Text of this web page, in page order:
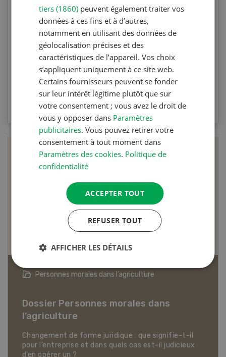
Testez vos connaissances en participant à
l’Agri Quiz de la Revue UFA. Les questions
portent sur le désherbage mécanique et les
machines spécifiques.
VERS LE QUIZ
Articles biologiques
Dossier Articles biologiques
tiers (1860) peuvent également traiter vos
données à ces fins et à d’autres,
notamment en utilisant des données de
géolocalisation précises et des
caractéristiques de l’appareil. Vos choix
s’appliquent uniquement à ce site web.
Certains fournisseurs peuvent se fonder
sur leur intérêt légitime plutôt que sur
votre consentement ; vous avez le droit de
vous y opposer dans Paramètres
publicitaires. Vous pouvez retirer votre
consentement à tout moment dans
Paramètres des cookies. Politique de
confidentialité
ACCEPTER TOUT
REFUSER TOUT
AFFICHER LES DÉTAILS